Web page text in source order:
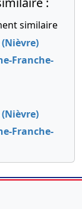
similaire
Franche-
Franche-